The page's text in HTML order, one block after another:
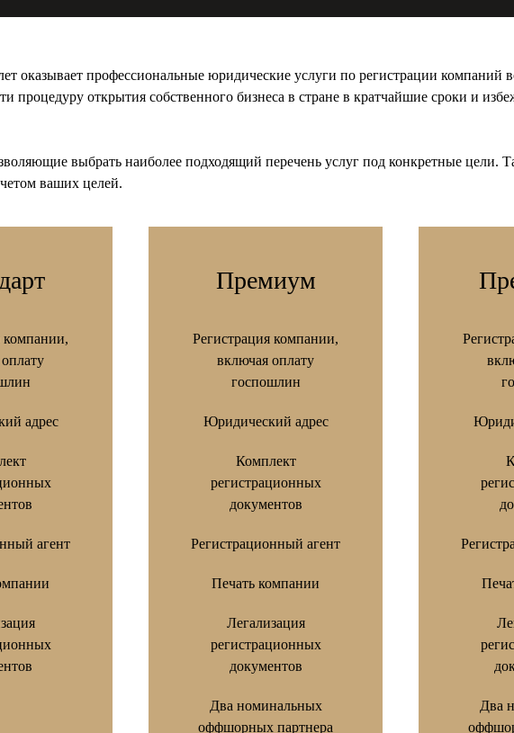
оказывает профессиональные юридические услуги по регистрации компаний
открытия собственного бизнеса в стране в кратчайшие сроки и
выбрать наиболее подходящий перечень услуг под конкретные цели.
ваших целей.
компании,
адрес
агент
Премиум
Регистрация компании,
включая оплату
госпошлин
Юридический адрес
Комплект
регистрационных
документов
Регистрационный агент
Печать компании
Легализация
регистрационных
документов
Два номинальных
оффшорных партнера
Два